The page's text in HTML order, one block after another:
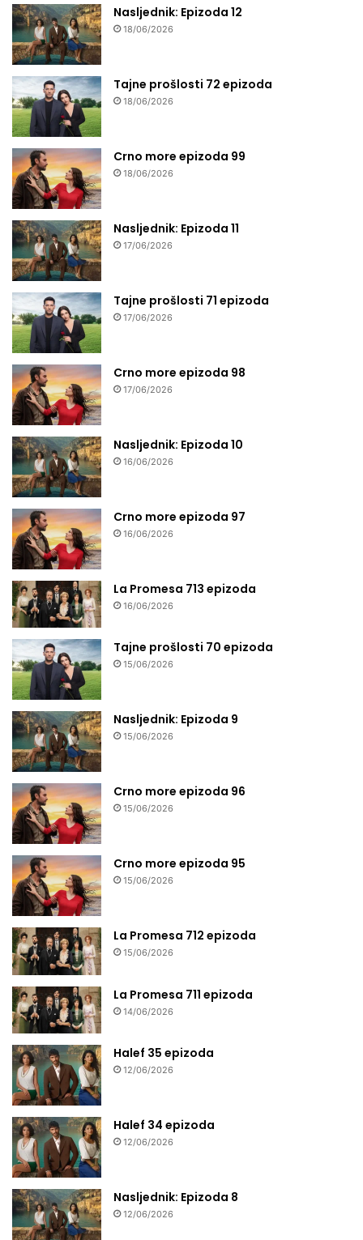
Nasljednik: Epizoda 12
18/06/2026
Tajne prošlosti 72 epizoda
18/06/2026
Crno more epizoda 99
18/06/2026
Nasljednik: Epizoda 11
17/06/2026
Tajne prošlosti 71 epizoda
17/06/2026
Crno more epizoda 98
17/06/2026
Nasljednik: Epizoda 10
16/06/2026
Crno more epizoda 97
16/06/2026
La Promesa 713 epizoda
16/06/2026
Tajne prošlosti 70 epizoda
15/06/2026
Nasljednik: Epizoda 9
15/06/2026
Crno more epizoda 96
15/06/2026
Crno more epizoda 95
15/06/2026
La Promesa 712 epizoda
15/06/2026
La Promesa 711 epizoda
14/06/2026
Halef 35 epizoda
12/06/2026
Halef 34 epizoda
12/06/2026
Nasljednik: Epizoda 8
12/06/2026